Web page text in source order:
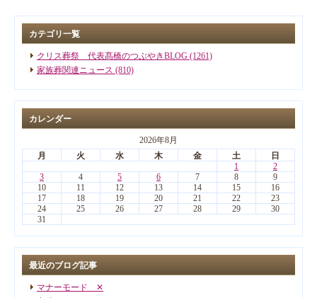
カテゴリ一覧
クリス葬祭 代表髙橋のつぶやきBLOG (1261)
家族葬関連ニュース (810)
カレンダー
2026年8月
月
火 水 木 金 土
日
1
2
3
4 5 6 7 8
9
10
11 12 13 14 15
16
17
18 19 20 21 22
23
24
25 26 27 28 29
30
31
最近のブログ記事
マナーモード ✕